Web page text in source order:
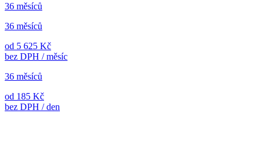
36 měsíců
36 měsíců
od 5 625 Kč
bez DPH / měsíc
36 měsíců
od 185 Kč
bez DPH / den